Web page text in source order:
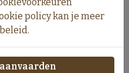
Go West Blend
gemalen
€11.40
policy kan je meer